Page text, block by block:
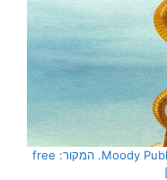
[בתמונה: נחש הנחושת… היוצרים: Moody Publishers. המקור: free